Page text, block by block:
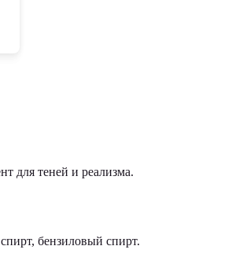
для теней и реализма.
бензиловый спирт.